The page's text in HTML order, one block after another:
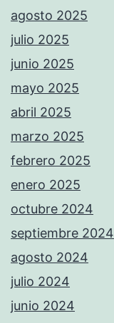
agosto 2025
julio 2025
junio 2025
mayo 2025
abril 2025
marzo 2025
febrero 2025
enero 2025
octubre 2024
septiembre 2024
agosto 2024
julio 2024
junio 2024